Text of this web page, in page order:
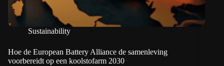
Sustainability
Hoe de European Battery Alliance de samenleving
voorbereidt op een koolstofarm 2030